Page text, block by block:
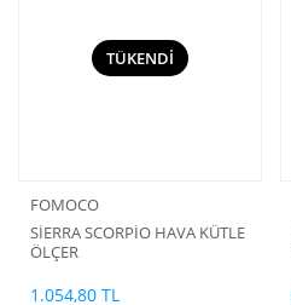
TÜKENDİ
FOMOCO
SİERRA SCORPİO HAVA KÜTLE
ÖLÇER
1.054,80 TL